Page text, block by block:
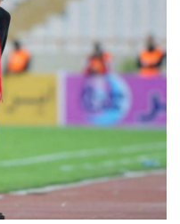
c32-
119.jpg